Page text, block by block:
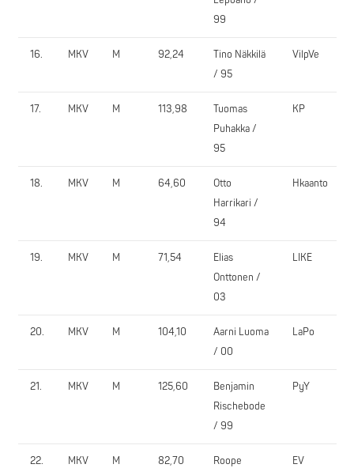
99
16. MKV M 92,24
Tino Näkkilä
/ 95
VilpVe
17. MKV M 113,98
Tuomas
Puhakka /
95
KP
18. MKV M 64,60
Otto
Harrikari /
94
Hkaanto
19. MKV M 71,54
Elias
Onttonen /
03
LIKE
20. MKV M 104,10
Aarni Luoma
/ 00
LaPo
21. MKV M 125,60
Benjamin
Rischebode
/ 99
PyY
22. MKV M 82,70
Roope
EV